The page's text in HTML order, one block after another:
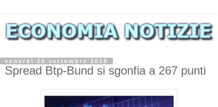
venerdì 28 settembre 2018
Spread Btp-Bund si sgonfia a 267 punti